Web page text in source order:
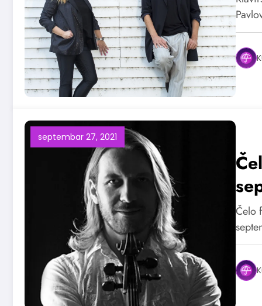
septembar 27, 2021
Čelo